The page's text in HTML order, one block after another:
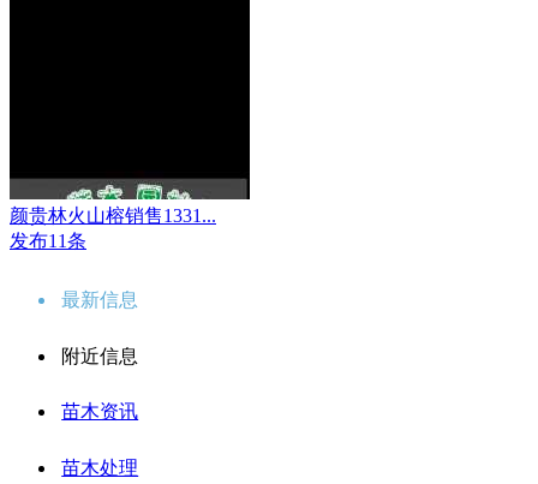
颜贵林火山榕销售1331...
发布11条
最新信息
附近信息
苗木资讯
苗木处理